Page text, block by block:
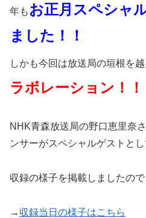
年も お正月スペシャ
ました！！
しかも今回は放送局の垣根を越
ラボレーション！！
NHK青森放送局の野口恵里奈
ンサーがスペシャルゲストと
収録の様子を掲載しましたので
→ 収録当日の様子はこちら